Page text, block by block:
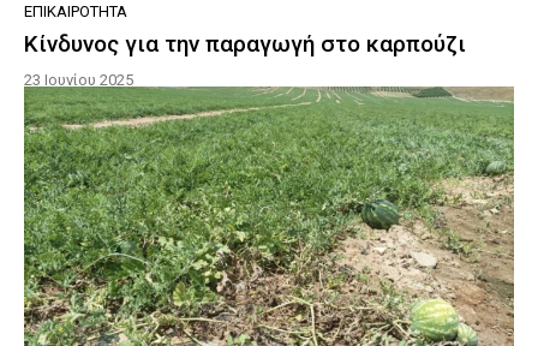
ΕΠΙΚΑΙΡΌΤΗΤΑ
Κίνδυνος για την παραγωγή στο καρπούζι
23 Ιουνίου 2025